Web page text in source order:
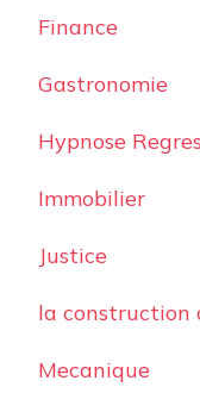
Finance
Gastronomie
Hypnose
Immobilier
Justice
la construction
Mecanique